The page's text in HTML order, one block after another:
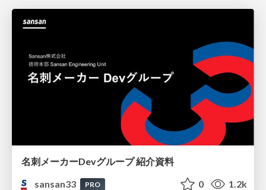
名刺メーカーDevグループ 紹介資料
sansan33
PRO 0 1.2k